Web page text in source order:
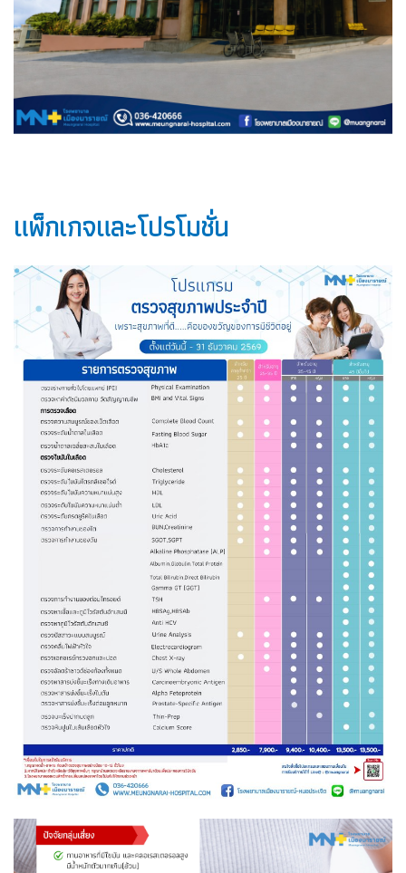
แพ็กเกจและโปรโมชั่น